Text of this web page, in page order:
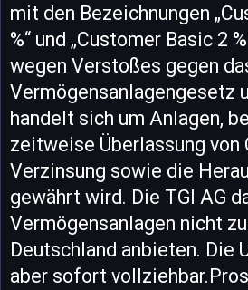
mit den Bezeichnungen
%“ und „Customer Basic 2
wegen Verstoßes gegen
Vermögensanlagengesetz
handelt sich um Anlagen,
zeitweise Überlassung von
Verzinsung sowie die
gewährt wird. Die TGI AG
Vermögensanlagen nicht
Deutschland anbieten. Die
aber sofort